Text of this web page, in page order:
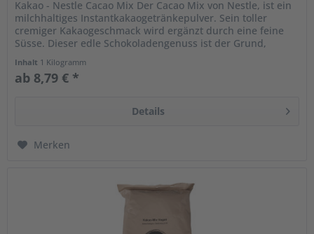
Kakao - Nestle Cacao Mix Der Cacao Mix von Nestle, ist ein
milchhaltiges Instantkakaogetränkepulver. Sein toller
cremiger Kakaogeschmack wird ergänzt durch eine feine
Süsse. Dieser edle Schokoladengenuss ist der Grund,
Inhalt 1 Kilogramm
ab 8,79 € *
Details
Merken